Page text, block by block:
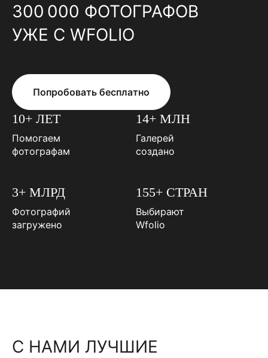
300 000 ФОТОГРАФОВ
УЖЕ С WFOLIO
Попробовать бесплатно
10+ ЛЕТ
Помогаем
фотографам
14+ МЛН
Галерей
создано
3+ МЛРД
Фотографий
загружено
155+ СТРАН
Выбирают
Wfolio
С НАМИ ЛУЧШИЕ